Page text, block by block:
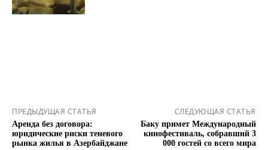
ПРЕДЫДУЩАЯ СТАТЬЯ
Аренда без договора:
юридические риски теневого
рынка жилья в Азербайджане
СЛЕДУЮЩАЯ СТАТЬЯ
Баку примет Международный
кинофестиваль, собравший 3
000 гостей со всего мира